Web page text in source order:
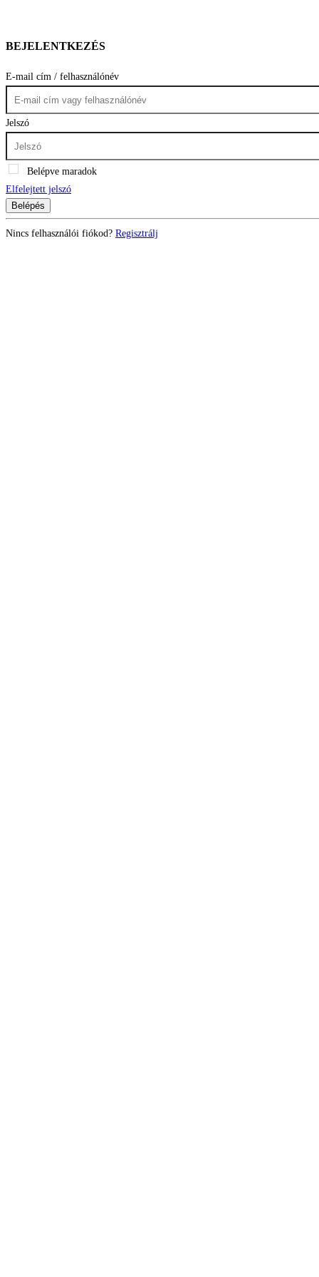
BEJELENTKEZÉS
E-mail cím / felhasználónév
Jelszó
Belépve maradok
Elfelejtett jelszó
Belépés
Nincs felhasználói fiókod? Regisztrálj